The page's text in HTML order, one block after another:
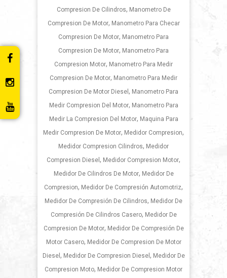
Compresion De Cilindros, Manometro De
Compresion De Motor, Manometro Para Checar
Compresion De Motor, Manometro Para
Compresion De Motor, Manometro Para
Compresion Motor, Manometro Para Medir
Compresion De Motor, Manometro Para Medir
Compresion De Motor Diesel , Manometro Para
Medir Compresion Del Motor, Manometro Para
Medir La Compresion Del Motor, Maquina Para
Medir Compresion De Motor, Medidor Compresion,
Medidor Compresion Cilindros, Medidor
Compresion Diesel , Medidor Compresion Motor,
Medidor De Cilindros De Motor, Medidor De
Compresion, Medidor De Compresión Automotriz,
Medidor De Compresión De Cilindros, Medidor De
Compresión De Cilindros Casero, Medidor De
Compresion De Motor, Medidor De Compresión De
Motor Casero, Medidor De Compresion De Motor
Diesel , Medidor De Compresion Diesel , Medidor De
Compresion Moto, Medidor De Compresion Motor